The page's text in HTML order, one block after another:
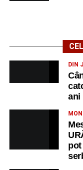
–
„Anotimpurile”de
Copiii în
Ora 10.00– Școala
– Curtea
recreative pentru
DIN
ani